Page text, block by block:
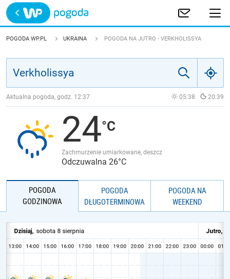
Trwa ładowanie
POLSKA
JAKOŚĆ POWIETRZA
POGODA WP.PL UKRAINA POGODA NA JUTRO - VERKHOLISSYA
Aktualna pogoda, godz. 12:37 05:38 20:39
24
Zachmurzenie umiarkowane, deszcz
Odczuwalna 26°C
POGODA
GODZINOWA
POGODA
DŁUGOTERMINOWA
POGODA NA
WEEKEND